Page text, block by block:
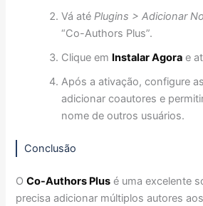
Vá atéPlugins > Adicionar
“Co-Authors Plus”.
Clique em Instalar Agora e
Após a ativação, configure
adicionar coautores e
nome de outros usuários.
Conclusão
OCo-Authors Plus é uma excelente
precisa adicionar múltiplos autores